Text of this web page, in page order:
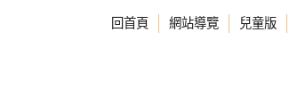
回首頁 網站導覽 兒童版